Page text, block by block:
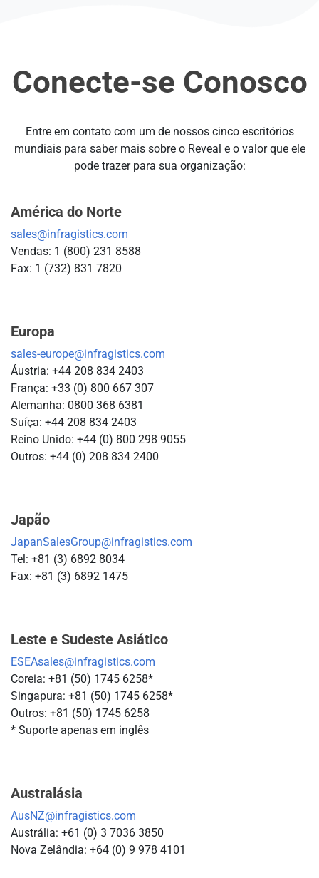
Conecte-se Conosco
Entre em contato com um de nossos cinco escritórios
mundiais para saber mais sobre o Reveal e o valor que ele
pode trazer para sua organização:
América do Norte
sales@infragistics.com
Vendas: 1 (800) 231 8588
Fax: 1 (732) 831 7820
Europa
sales-europe@infragistics.com
Áustria: +44 208 834 2403
França: +33 (0) 800 667 307
Alemanha: 0800 368 6381
Suíça: +44 208 834 2403
Reino Unido: +44 (0) 800 298 9055
Outros: +44 (0) 208 834 2400
Japão
JapanSalesGroup@infragistics.com
Tel: +81 (3) 6892 8034
Fax: +81 (3) 6892 1475
Leste e Sudeste Asiático
ESEAsales@infragistics.com
Coreia: +81 (50) 1745 6258*
Singapura: +81 (50) 1745 6258*
Outros: +81 (50) 1745 6258
* Suporte apenas em inglês
Australásia
AusNZ@infragistics.com
Austrália: +61 (0) 3 7036 3850
Nova Zelândia: +64 (0) 9 978 4101